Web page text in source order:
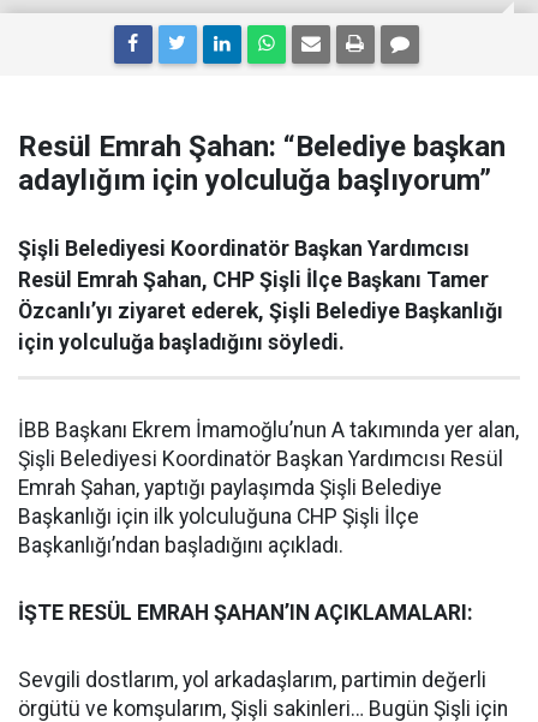
Resül Emrah Şahan: “Belediye başkan
adaylığım için yolculuğa başlıyorum”
Şişli Belediyesi Koordinatör Başkan Yardımcısı
Resül Emrah Şahan, CHP Şişli İlçe Başkanı Tamer
Özcanlı’yı ziyaret ederek, Şişli Belediye Başkanlığı
için yolculuğa başladığını söyledi.
İBB Başkanı Ekrem İmamoğlu’nun A takımında yer alan,
Şişli Belediyesi Koordinatör Başkan Yardımcısı Resül
Emrah Şahan, yaptığı paylaşımda Şişli Belediye
Başkanlığı için ilk yolculuğuna CHP Şişli İlçe
Başkanlığı’ndan başladığını açıkladı.
İŞTE RESÜL EMRAH ŞAHAN’IN AÇIKLAMALARI:
Sevgili dostlarım, yol arkadaşlarım, partimin değerli
örgütü ve komşularım, Şişli sakinleri… Bugün Şişli için